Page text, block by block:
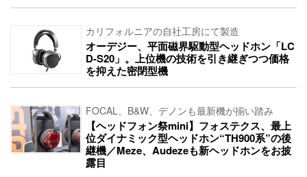
カリフォルニアの自社工房にて製造
オーデジー、平面磁界駆動型ヘッドホン「LC
D-S20」。上位機の技術を引き継ぎつつ価格
を抑えた密閉型機
FOCAL、B&W、デノンも最新機が揃い踏み
【ヘッドフォン祭mini】フォステクス、最上
位ダイナミック型ヘッドホン“TH900系”の後
継機／Meze、Audezeも新ヘッドホンをお披
露目